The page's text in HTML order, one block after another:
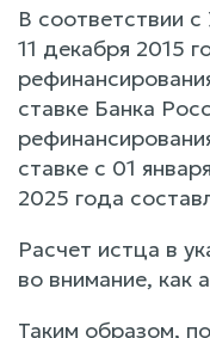
В соответствии
11 декабря 2015
ставке Банка
ставке с 01
2025 года
Расчет истца в
во внимание, как
Таким образом,